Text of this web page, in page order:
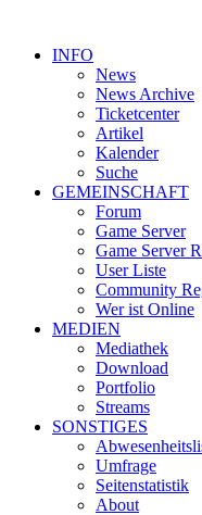
INFO
News
News Archive
Ticketcenter
Artikel
Kalender
Suche
GEMEINSCHAFT
Forum
Game Server
Game Server
User Liste
Community
Wer ist Online
MEDIEN
Mediathek
Download
Portfolio
Streams
SONSTIGES
Umfrage
Seitenstatistik
About